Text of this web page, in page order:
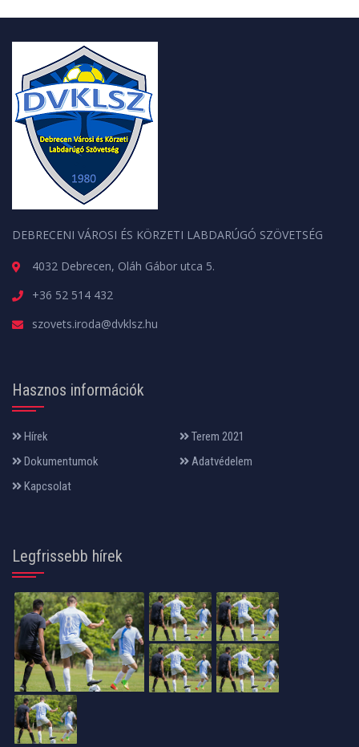
DEBRECENI VÁROSI ÉS KÖRZETI LABDARÚGÓ SZÖVETSÉG
4032 Debrecen, Oláh Gábor utca 5.
+36 52 514 432
szovets.iroda@dvklsz.hu
Hasznos információk
Hírek
Terem 2021
Dokumentumok
Adatvédelem
Kapcsolat
Legfrissebb hírek